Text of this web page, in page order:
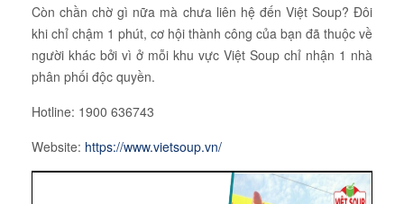
Còn chần chờ gì nữa mà chưa liên hệ đến Việt Soup? Đôi
khi chỉ chậm 1 phút, cơ hội thành công của bạn đã thuộc về
người khác bởi vì ở mỗi khu vực Việt Soup chỉ nhận 1 nhà
phân phối độc quyền.
Hotline: 1900 636743
Website: https://www.vietsoup.vn/